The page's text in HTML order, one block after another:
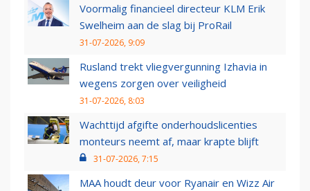
Voormalig financieel directeur KLM Erik
Swelheim aan de slag bij ProRail
31-07-2026, 9:09
Rusland trekt vliegvergunning Izhavia in
wegens zorgen over veiligheid
31-07-2026, 8:03
Wachttijd afgifte onderhoudslicenties
monteurs neemt af, maar krapte blijft
31-07-2026, 7:15
MAA houdt deur voor Ryanair en Wizz Air